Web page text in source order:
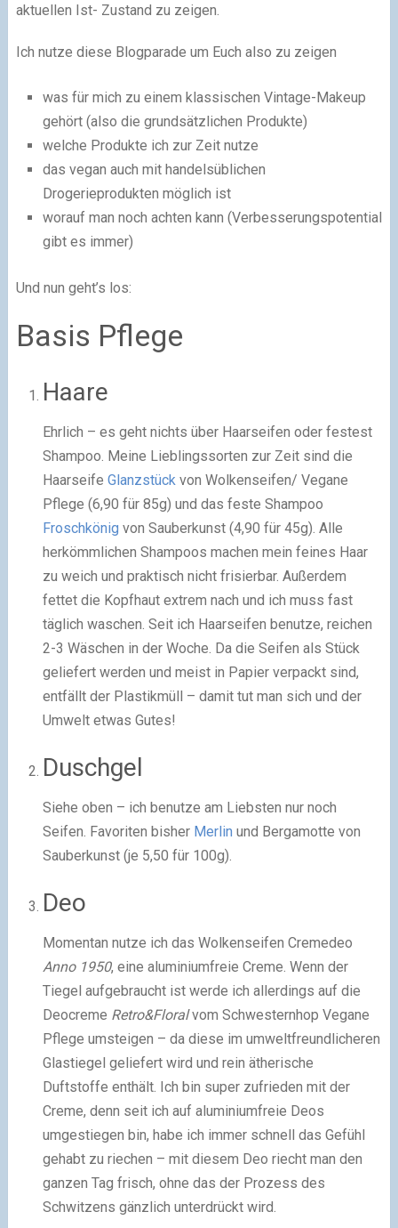
aktuellen Ist- Zustand zu zeigen.
Ich nutze diese Blogparade um Euch also zu zeigen
was für mich zu einem klassischen Vintage-Makeup
gehört (also die grundsätzlichen Produkte)
welche Produkte ich zur Zeit nutze
das vegan auch mit handelsüblichen
Drogerieprodukten möglich ist
worauf man noch achten kann (Verbesserungspotential
gibt es immer)
Und nun geht’s los:
Basis Pflege
Haare
Ehrlich – es geht nichts über Haarseifen oder festest
Shampoo. Meine Lieblingssorten zur Zeit sind die
Haarseife Glanzstückvon Wolkenseifen/ Vegane
Pflege (6,90 für 85g) und das feste Shampoo
Froschkönig von Sauberkunst (4,90 für 45g). Alle
herkömmlichen Shampoos machen mein feines Haar
zu weich und praktisch nicht frisierbar. Außerdem
fettet die Kopfhaut extrem nach und ich muss fast
täglich waschen. Seit ich Haarseifen benutze, reichen
2-3 Wäschen in der Woche. Da die Seifen als Stück
geliefert werden und meist in Papier verpackt sind,
entfällt der Plastikmüll – damit tut man sich und der
Umwelt etwas Gutes!
Duschgel
Siehe oben – ich benutze am Liebsten nur noch
Seifen. Favoriten bisher Merlin und Bergamotte von
Sauberkunst (je 5,50 für 100g).
Deo
Momentan nutze ich das Wolkenseifen Cremedeo
Anno 1950, eine aluminiumfreie Creme. Wenn der
Tiegel aufgebraucht ist werde ich allerdings auf die
Deocreme Retro&Floralvom Schwesternhop Vegane
Pflege umsteigen – da diese im umweltfreundlicheren
Glastiegel geliefert wird und rein ätherische
Duftstoffe enthält. Ich bin super zufrieden mit der
Creme, denn seit ich auf aluminiumfreie Deos
umgestiegen bin, habe ich immer schnell das Gefühl
gehabt zu riechen – mit diesem Deo riecht man den
ganzen Tag frisch, ohne das der Prozess des
Schwitzens gänzlich unterdrückt wird.